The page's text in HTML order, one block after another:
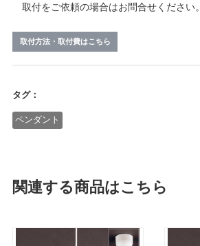
取付をご依頼の場合はお問合せください。
取付方法・取付費はこちら
タグ：
ペンダント
関連する商品はこちら